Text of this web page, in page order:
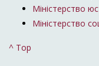
Міністерство
Міністерство
^ Top